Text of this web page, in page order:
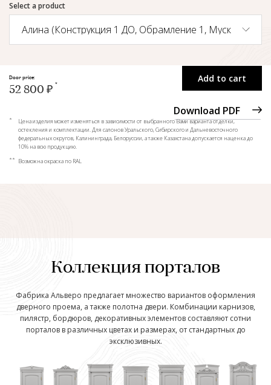
Select a product
Add to cart
Download PDF
Door price:
52 800 ₽
*
Цена изделия может изменяться в зависимости от выбранного Вами варианта отделки,
остекления и комплектации. Для салонов Уральского, Сибирского и Дальневосточного
федеральных округов, Калининграда, Белоруссии, а также Казахстана допускается наценка до
10% на всю продукцию.
** Возможна окраска по RAL
Коллекция порталов
Фабрика Альверо предлагает множество вариантов оформления
дверного проема, а также полотна двери. Комбинации карнизов,
пилястр, бордюров, декоративных элементов составляют сотни
порталов в различных цветах и размерах, от стандартных до
эксклюзивных.